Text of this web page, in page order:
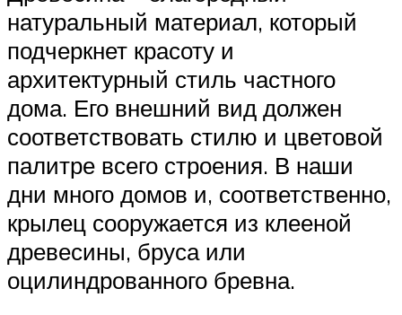
натуральный материал, который
подчеркнет красоту и
архитектурный стиль частного
дома. Его внешний вид должен
соответствовать стилю и цветовой
палитре всего строения. В наши
дни много домов и, соответственно,
крылец сооружается из клееной
древесины, бруса или
оцилиндрованного бревна.